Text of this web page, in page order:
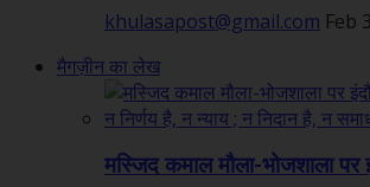
khulasapost@gmail.com Feb
मैगज़ीन का लेख
मस्जिद कमाल मौला-भोजशाला पर